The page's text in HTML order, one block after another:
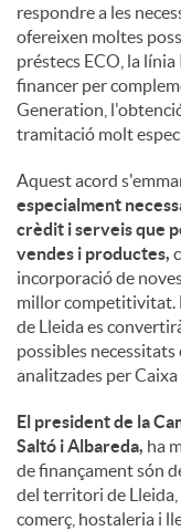
respondre a les
ofereixen moltes
préstecs ECO, la
financer per
Generation,
tramitació molt
Aquest acord
especialment
crèdit i serveis que
vendes i productes,
incorporació de
millor competitivitat.
de Lleida es
possibles necessitats
analitzades per Caixa
El president de la
Saltó i Albareda, ha
de finançament són
del territori de
comerç, hostaleria i